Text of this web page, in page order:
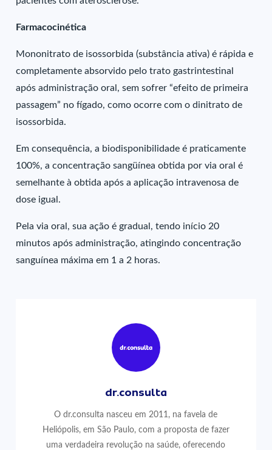
Farmacocinética
Mononitrato de isossorbida (substância ativa) é rápida e
completamente absorvido pelo trato gastrintestinal
após administração oral, sem sofrer “efeito de primeira
passagem” no fígado, como ocorre com o dinitrato de
isossorbida.
Em consequência, a biodisponibilidade é praticamente
100%, a concentração sangüínea obtida por via oral é
semelhante à obtida após a aplicação intravenosa de
dose igual.
Pela via oral, sua ação é gradual, tendo início 20
minutos após administração, atingindo concentração
sanguínea máxima em 1 a 2 horas.
dr.consulta
O dr.consulta nasceu em 2011, na favela de
Heliópolis, em São Paulo, com a proposta de fazer
uma verdadeira revolução na saúde, oferecendo